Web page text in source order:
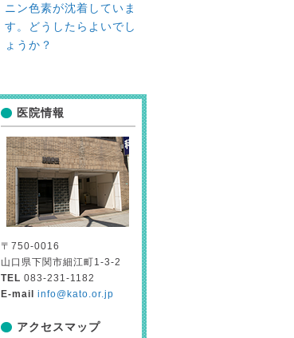
ニン色素が沈着していま
す。どうしたらよいでし
ょうか？
医院情報
〒750-0016
山口県下関市細江町1-3-2
TEL 083-231-1182
E-mail
info@kato.or.jp
アクセスマップ